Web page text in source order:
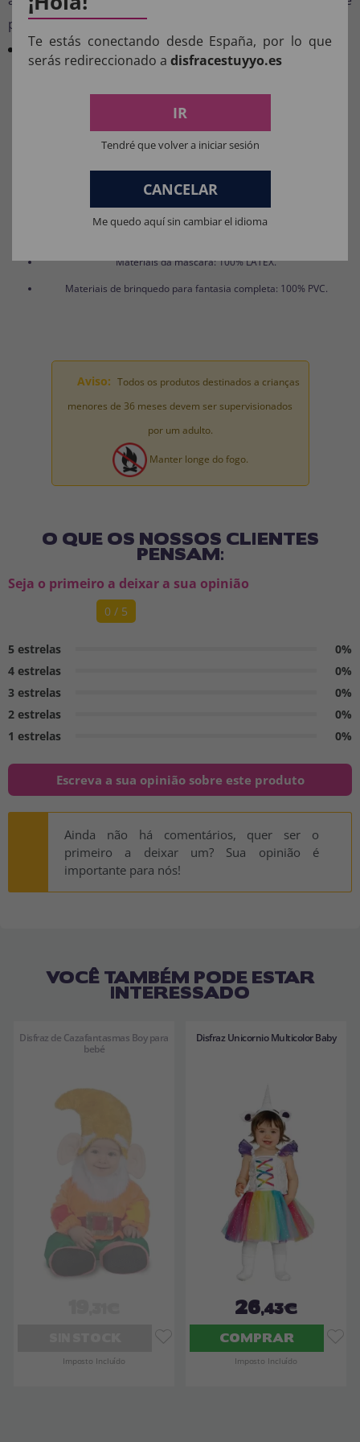
perfeito que fará da sua filha o centro das atenções.
TRANSFORME SUA MENINA EM UM RATO LINDO! -
Fantasia de ratinho bebê, inclui vestido e faixa de
comemorações divertidas.
PRODUTOS:
Materiais para fantasias, acessórios de roupas e perucas: 100%
Materiais da máscara: 100% LÁTEX.
Materiais de brinquedo para fantasia completa: 100% PVC.
Aviso: Todos os produtos destinados a crianças
menores de 36 meses devem ser supervisionados
por um adulto.
Manter longe do fogo.
O QUE OS NOSSOS CLIENTES
PENSAM:
Seja o primeiro a deixar a sua opinião
0 / 5
5 estrelas
0%
4 estrelas
0%
3 estrelas
0%
2 estrelas
0%
1 estrelas
0%
Escreva a sua opinião sobre este produto
Ainda não há comentários, quer ser o
primeiro a deixar um? Sua opinião é
importante para nós!
VOCÊ TAMBÉM PODE ESTAR
INTERESSADO
Disfraz de Cazafantasmas Boy para
bebé
Imposto Incluído
Disfraz Unicornio Multicolor Baby
26,43€
COMPRAR
Imposto Incluído
Te estás conectando desde España, por lo que
serás redireccionado a disfracestuyyo.es
IR
Tendré que volver a iniciar sesión
CANCELAR
Me quedo aquí sin cambiar el idioma